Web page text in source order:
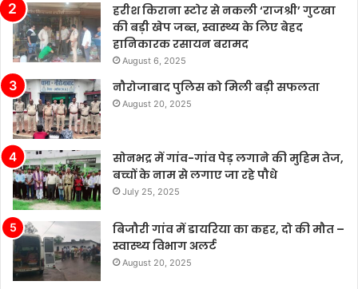
नेतृत्व
परिवर्तन
है।
हरीश किराना स्टोर से नकली ‘राजश्री’ गुटखा
की बड़ी खेप जब्त, स्वास्थ्य के लिए बेहद
हानिकारक रसायन बरामद
August 6, 2025
नौरोजाबाद पुलिस को मिली बड़ी सफलता
August 20, 2025
सोनभद्र में गांव-गांव पेड़ लगाने की मुहिम तेज,
बच्चों के नाम से लगाए जा रहे पौधे
July 25, 2025
बिजौरी गांव में डायरिया का कहर, दो की मौत –
स्वास्थ्य विभाग अलर्ट
August 20, 2025